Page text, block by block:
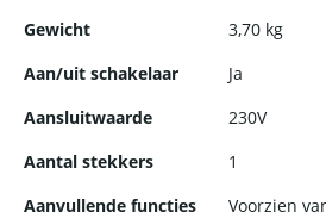
voorzien van ingebouwd
kun je met een gerust hart werken,
betrouwbaar en veilig is.
De waterboiler is gebouwd om lang
Gewicht
3,70 kg
Aan/uit schakelaar
Ja
Aansluitwaarde
230V
Aantal stekkers
1
Aanvullende functies
Voorzien